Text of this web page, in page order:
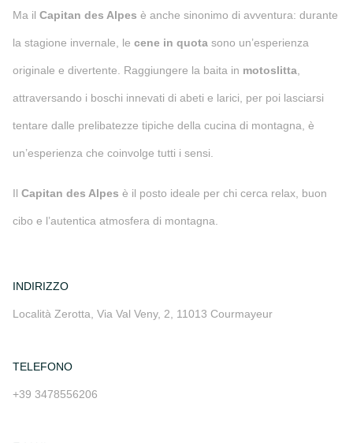
Ma il Capitan des Alpes è anche sinonimo di avventura: durante
la stagione invernale, le cene in quota sono un’esperienza
originale e divertente. Raggiungere la baita in motoslitta
attraversando i boschi innevati di abeti e larici, per poi lasciarsi
tentare dalle prelibatezze tipiche della cucina di montagna, è
un’esperienza che coinvolge tutti i sensi.
Il Capitan des Alpes è il posto ideale per chi cerca relax, buon
cibo e l’autentica atmosfera di montagna.
INDIRIZZO
Località Zerotta, Via Val Veny, 2, 11013 Courmayeur
TELEFONO
+39 3478556206